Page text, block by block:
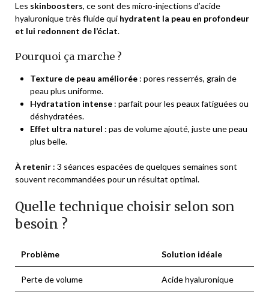
Les skinboosters, ce sont des micro-injections d’acide
hyaluronique très fluide qui hydratent la peau en profondeur
et lui redonnent de l’éclat.
Pourquoi ça marche ?
Texture de peau améliorée : pores resserrés, grain de
peau plus uniforme.
Hydratation intense : parfait pour les peaux fatiguées ou
déshydratées.
Effet ultra naturel : pas de volume ajouté, juste une peau
plus belle.
À retenir : 3 séances espacées de quelques semaines sont
souvent recommandées pour un résultat optimal.
Quelle technique choisir selon son
besoin ?
Problème Solution idéale
Perte de volume Acide hyaluronique